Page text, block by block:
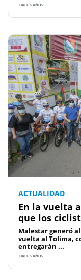
HACE 5 AÑOS
ACTUALIDAD
En la vuelta
que los
Malestar generó
vuelta al Tolima,
entregarán ...
HACE 5 AÑOS